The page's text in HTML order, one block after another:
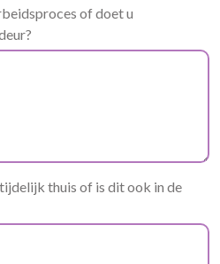
of doet u
thuis of is dit ook in de